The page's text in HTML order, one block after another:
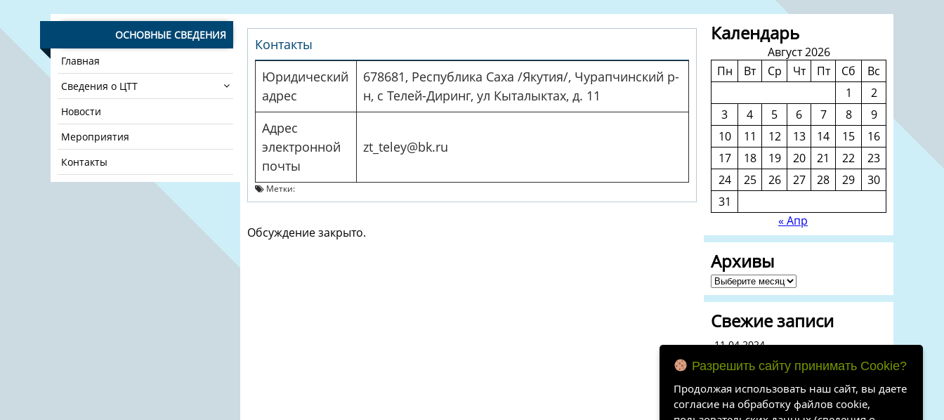
ОСНОВНЫЕ СВЕДЕНИЯ
Главная
Сведения о ЦТТ
Новости
Мероприятия
Контакты
Контакты
Юридический
адрес
678681, Республика Саха /Якутия/, Чурапчинский р-
н, с Телей-Диринг, ул Кыталыктах, д. 11
Адрес
электронной
почты
zt_teley@bk.ru
Метки:
Обсуждение закрыто.
Календарь
Август 2026
Пн
Вт Ср Чт Пт Сб
Вс
1
2
3
4 5 6 7 8
9
10
11 12 13 14 15
16
17
18 19 20 21 22
23
24
25 26 27 28 29
30
31
« Апр
Архивы
Архивы
Свежие записи
11.04.2024
03.04.2024
29 марта 2024. В нашей
мастерской занимаются всей
семьей. На фото семья Захаровых
Разрешить сайту принимать Cookie?
Продолжая использовать наш сайт, вы даете
согласие на обработку файлов cookie,